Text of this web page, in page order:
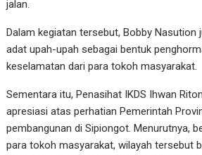
jalan.
Dalam kegiatan tersebut, Bobby Nasution
adat upah-upah sebagai bentuk
keselamatan dari para tokoh masyarakat.
Sementara itu, Penasihat IKDS Ihwan
apresiasi atas perhatian Pemerintah
pembangunan di Sipiongot. Menurutnya,
para tokoh masyarakat, wilayah tersebut